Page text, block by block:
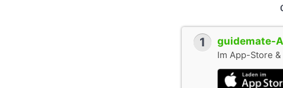
1 guidemate-
Im App-Store